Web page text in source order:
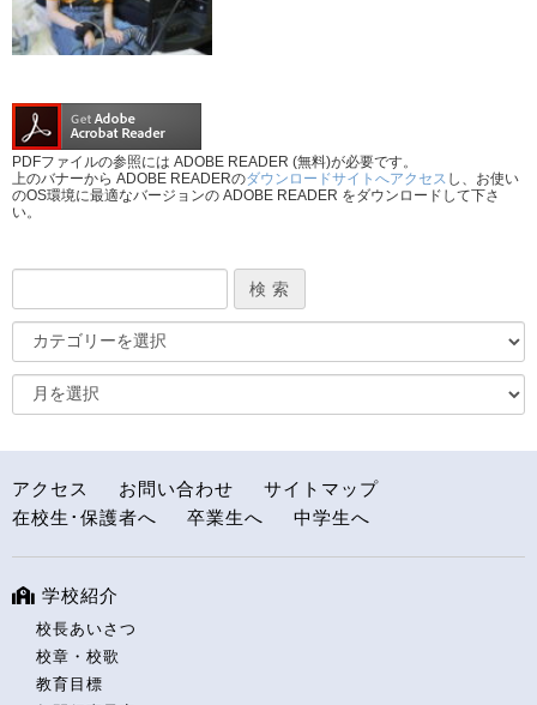
PDFファイルの参照には ADOBE READER (無料)が必要です。
上のバナーから ADOBE READERのダウンロードサイトへアクセス し、お使い
のOS環境に最適なバージョンの ADOBE READER をダウンロードして下さ
い。
アクセス お問い合わせ
サイトマップ
在校生･保護者へ
卒業生へ 中学生へ
学校紹介
校長あいさつ
校章・校歌
教育目標